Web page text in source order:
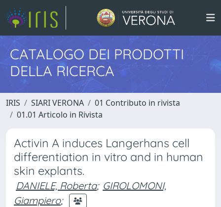
CATALOGO DEI PRODOTTI
DELLA RICERCA
IRIS SIARI VERONA
01 Contributo in rivista
01.01 Articolo in Rivista
Activin A induces Langerhans cell
differentiation in vitro and in human
skin explants.
DANIELE, Roberta; GIROLOMONI,
Giampiero;